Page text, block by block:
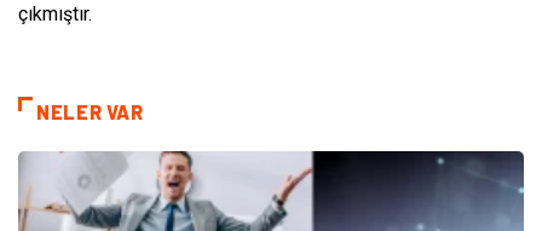
çıkmıştır.
NELER VAR